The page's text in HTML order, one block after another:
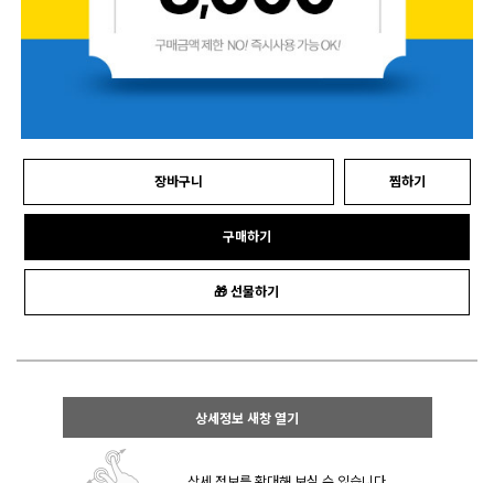
장바구니 찜하기
구매하기
🎁 선물하기
상세정보 새창 열기